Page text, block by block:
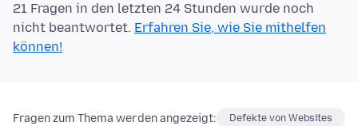
21 Fragen in den letzten 24 Stunden wurde noch
nicht beantwortet. Erfahren Sie, wie Sie mithelfen
können!
Fragen zum Thema werden angezeigt: Defekte von Websites